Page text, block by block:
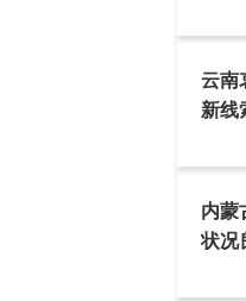
云南
新线
内蒙
状况